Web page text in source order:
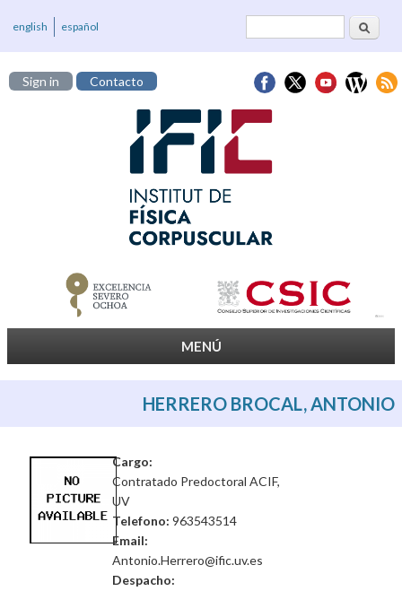
Formulari deCerca
english español
Sign in Contacto
MENÚ
HERRERO BROCAL, ANTONIO
Cargo:
Contratado Predoctoral ACIF,
UV
Telefono: 963543514
Email:
Antonio.Herrero@ific.uv.es
Despacho: